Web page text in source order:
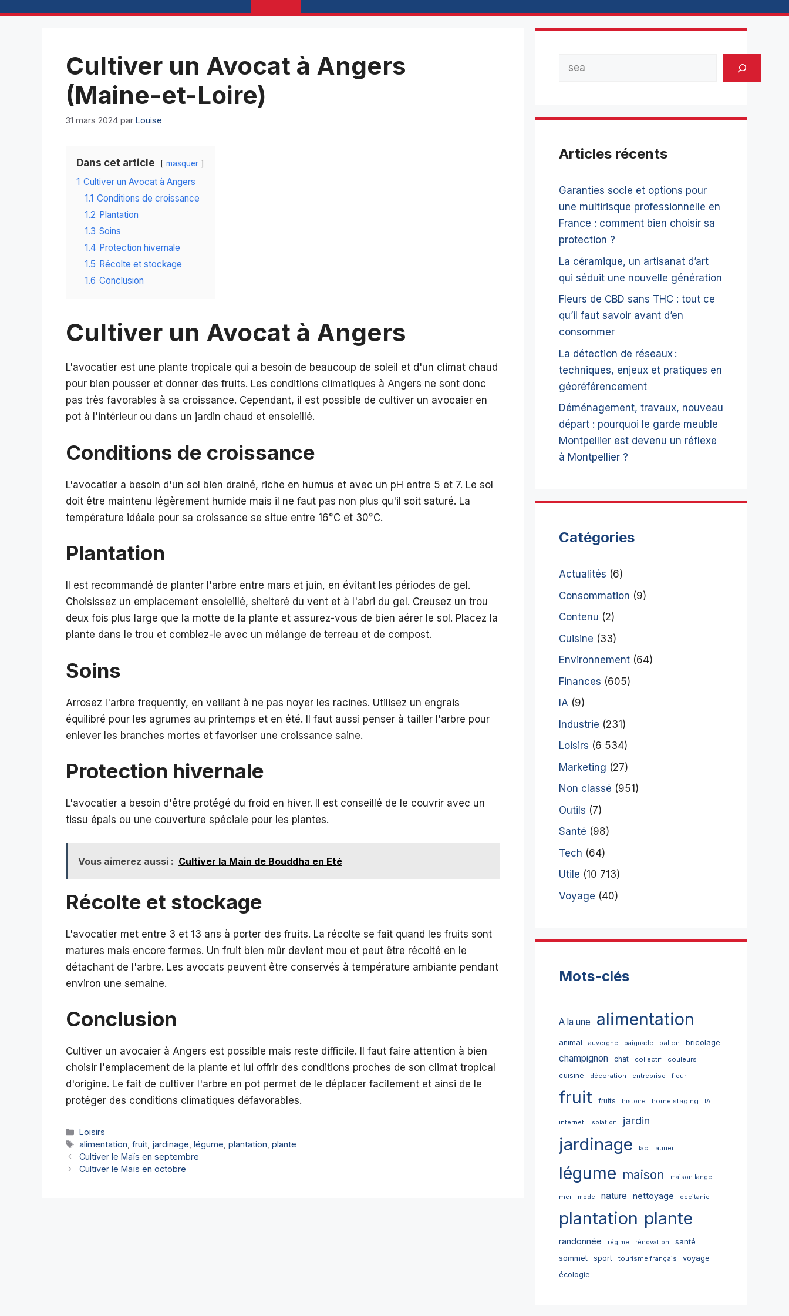
Cultiver un Avocat à Angers
(Maine-et-Loire)
31 mars 2024 par Louise
Dans cet article masquer
1 Cultiver un Avocat à Angers
1.1 Conditions de croissance
1.2 Plantation
1.3 Soins
1.4 Protection hivernale
1.5 Récolte et stockage
1.6 Conclusion
Cultiver un Avocat à Angers
L'avocatier est une plante tropicale qui a besoin de beaucoup de soleil et d'un climat chaud
pour bien pousser et donner des fruits. Les conditions climatiques à Angers ne sont donc
pas très favorables à sa croissance. Cependant, il est possible de cultiver un avocaier en
pot à l'intérieur ou dans un jardin chaud et ensoleillé.
Conditions de croissance
L'avocatier a besoin d'un sol bien drainé, riche en humus et avec un pH entre 5 et 7. Le sol
doit être maintenu légèrement humide mais il ne faut pas non plus qu'il soit saturé. La
température idéale pour sa croissance se situe entre 16°C et 30°C.
Plantation
Il est recommandé de planter l'arbre entre mars et juin, en évitant les périodes de gel.
Choisissez un emplacement ensoleillé, shelteré du vent et à l'abri du gel. Creusez un trou
deux fois plus large que la motte de la plante et assurez-vous de bien aérer le sol. Placez la
plante dans le trou et comblez-le avec un mélange de terreau et de compost.
Soins
Arrosez l'arbre frequently, en veillant à ne pas noyer les racines. Utilisez un engrais
équilibré pour les agrumes au printemps et en été. Il faut aussi penser à tailler l'arbre pour
enlever les branches mortes et favoriser une croissance saine.
Protection hivernale
L'avocatier a besoin d'être protégé du froid en hiver. Il est conseillé de le couvrir avec un
tissu épais ou une couverture spéciale pour les plantes.
Vous aimerez aussi : Cultiver la Main de Bouddha en Eté
Récolte et stockage
L'avocatier met entre 3 et 13 ans à porter des fruits. La récolte se fait quand les fruits sont
matures mais encore fermes. Un fruit bien mûr devient mou et peut être récolté en le
détachant de l'arbre. Les avocats peuvent être conservés à température ambiante pendant
environ une semaine.
Conclusion
Cultiver un avocaier à Angers est possible mais reste difficile. Il faut faire attention à bien
choisir l'emplacement de la plante et lui offrir des conditions proches de son climat tropical
d'origine. Le fait de cultiver l'arbre en pot permet de le déplacer facilement et ainsi de le
protéger des conditions climatiques défavorables.
Catégories
Loisirs
Étiquettes
alimentation ,fruit jardinage ,légume ,plantation ,plante
Cultiver le Maïs en septembre
Cultiver le Maïs en octobre
Articles récents
Garanties socle et options pour
une multirisque professionnelle en
France : comment bien choisir sa
protection ?
La céramique, un artisanat d’art
qui séduit une nouvelle génération
Fleurs de CBD sans THC : tout ce
qu’il faut savoir avant d’en
consommer
La détection de réseaux :
techniques, enjeux et pratiques en
géoréférencement
Déménagement, travaux, nouveau
départ : pourquoi le garde meuble
Montpellier est devenu un réflexe
à Montpellier ?
Catégories
Actualités (6)
Consommation (9)
Contenu (2)
Cuisine (33)
Environnement (64)
Finances (605)
IA (9)
Industrie (231)
Loisirs (6 534)
Marketing (27)
Non classé (951)
Outils (7)
Santé (98)
Tech (64)
Utile (10 713)
Voyage (40)
Mots-clés
A la une alimentation
animal auvergne baignade ballon bricolage
champignon chat collectif couleurs
cuisine décoration entreprise fleur
fruit fruits histoire home staging IA
internet isolation jardin
jardinage lac laurier
légume maison maison langel
mer mode nature nettoyage occitanie
plantation plante
randonnée régime rénovation
santé
sommet
sport tourisme français
voyage
écologie